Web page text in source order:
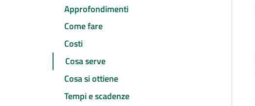
Approfondimenti
Come fare
Costi
Cosa serve
Cosa si ottiene
Tempi e scadenze